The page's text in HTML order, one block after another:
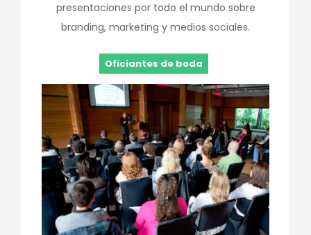
presentaciones por todo el mundo sobre
branding, marketing y medios sociales.
Oficiantes de boda